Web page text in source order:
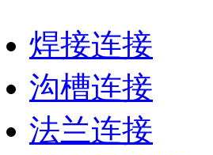
焊接连接
沟槽连接
法兰连接